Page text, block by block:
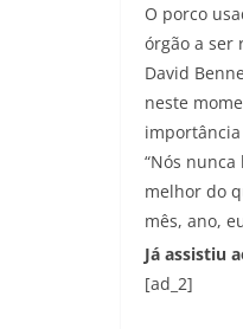
O porco
órgão a ser
David
neste
importância
“Nós
melhor do
mês, ano,
Já assistiu
[ad_2]